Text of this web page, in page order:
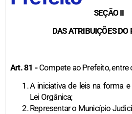
SEÇÃO II
DAS ATRIBUIÇÕES DO
Art. 81 -Compete ao Prefeito, entre
A iniciativa de leis na forma
Lei Orgânica;
Representar o Município